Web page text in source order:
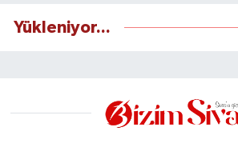
Yükleniyor...